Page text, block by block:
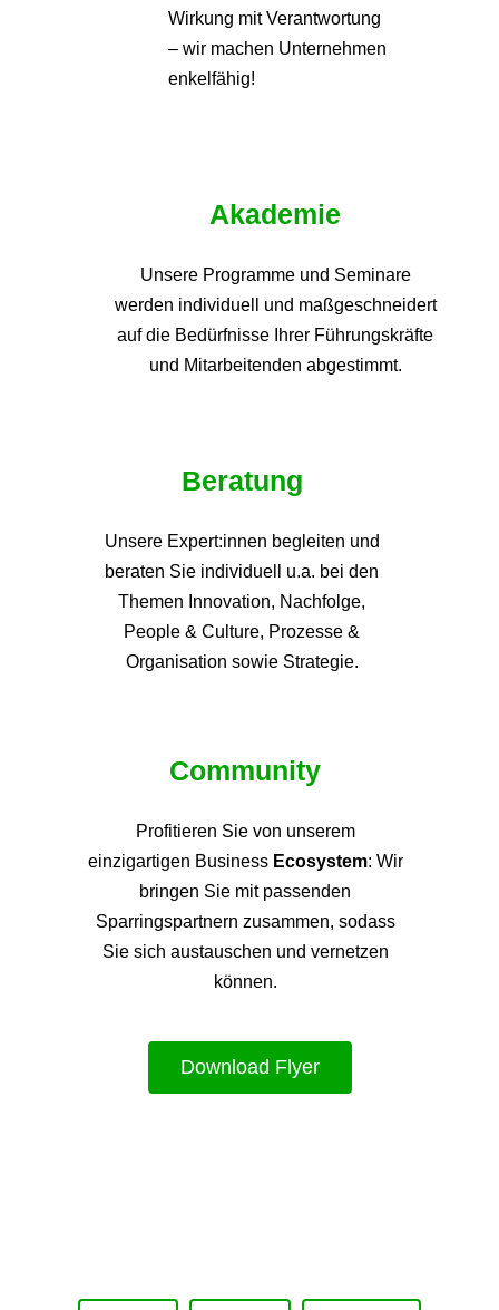
Wirkung mit Verantwortung
– wir machen Unternehmen
enkelfähig!
Akademie
Unsere Programme und Seminare
werden individuell und maßgeschneidert
auf die Bedürfnisse Ihrer Führungskräfte
und Mitarbeitenden abgestimmt.
Beratung
Unsere Expert:innen begleiten und
beraten Sie individuell u.a. bei den
Themen Innovation, Nachfolge,
People & Culture, Prozesse &
Organisation sowie Strategie.
Community
Profitieren Sie von unserem
einzigartigen Business Ecosystem: Wir
bringen Sie mit passenden
Sparringspartnern zusammen, sodass
Sie sich austauschen und vernetzen
können.
Download Flyer